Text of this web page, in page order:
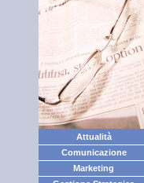
Attualità
Comunicazione
Marketing